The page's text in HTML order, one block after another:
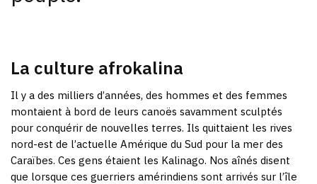
La culture afrokalina
Il y a des milliers d’années, des hommes et des femmes
montaient à bord de leurs canoës savamment sculptés
pour conquérir de nouvelles terres. Ils quittaient les rives
nord-est de l’actuelle Amérique du Sud pour la mer des
Caraïbes. Ces gens étaient les Kalinago. Nos aînés disent
que lorsque ces guerriers amérindiens sont arrivés sur l’île